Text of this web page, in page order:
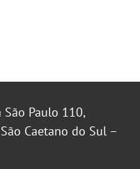
São Paulo 110,
Caetano do Sul –